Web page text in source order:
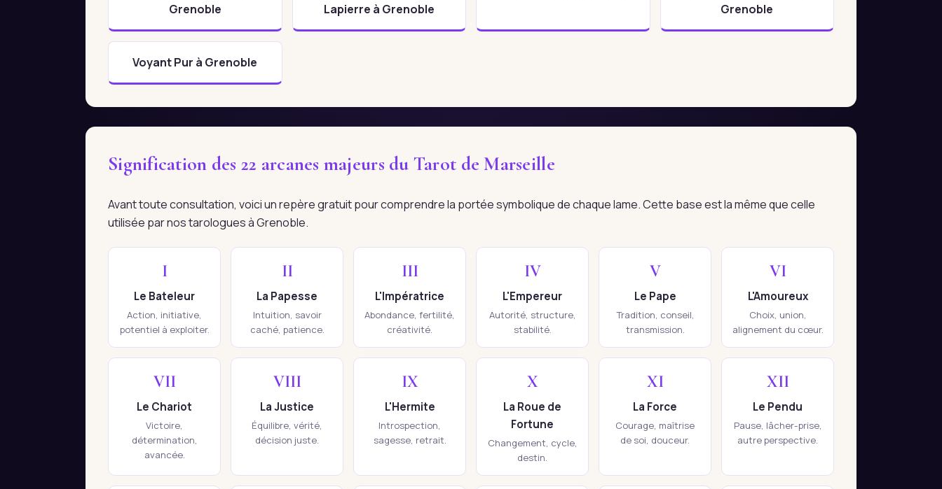
Grenoble
Lapierre à Grenoble
Grenoble
Voyant Pur à Grenoble
Signification des 22 arcanes majeurs du Tarot de Marseille
Avant toute consultation, voici un repère gratuit pour comprendre la portée symbolique de chaque lame. Cette base est la même que celle
utilisée par nos tarologues à Grenoble.
I
Le Bateleur
Action, initiative,
potentiel à exploiter.
II
La Papesse
Intuition, savoir
caché, patience.
III
L'Impératrice
Abondance, fertilité,
créativité.
IV
L'Empereur
Autorité, structure,
stabilité.
V
Le Pape
Tradition, conseil,
transmission.
VI
L'Amoureux
Choix, union,
alignement du cœur.
VII
Le Chariot
Victoire,
détermination,
avancée.
VIII
La Justice
Équilibre, vérité,
décision juste.
IX
L'Hermite
Introspection,
sagesse, retrait.
X
La Roue de
Fortune
Changement, cycle,
destin.
XI
La Force
Courage, maîtrise
de soi, douceur.
XII
Le Pendu
Pause, lâcher-prise,
autre perspective.